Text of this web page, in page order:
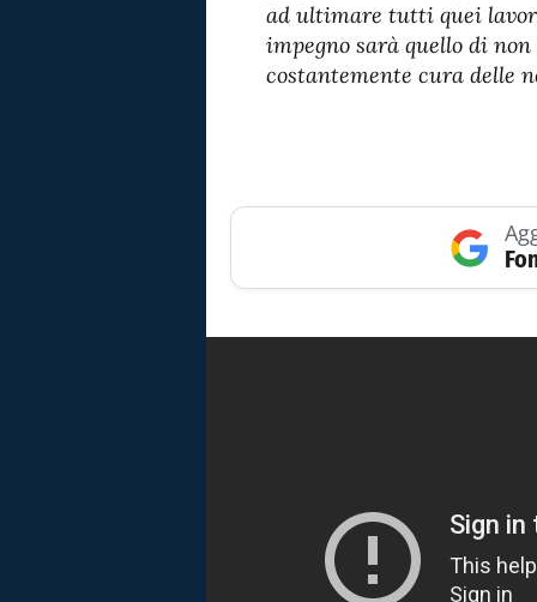
ad ultimare tutti quei
impegno sarà quello di
costantemente cura delle